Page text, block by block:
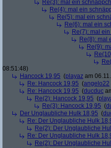
Re(3): mal ein
Re(4): mal ein
Re(5): mal ein
Re(6): mal ein
Re(7): mal
Re(8): mal
Re(9):
08:51:48)
Hancock 19,95 (playaz am
Re: Hancock 19,95 (angelo22
Re: Hancock 19,95 (ducduc
Re(2): Hancock 19,95 (
Re(3): Hancock 19,95 (
Der Unglaubliche Hulk 18,95 (
Re: Der Unglaubliche Hulk
Re(2): Der Unglaubliche
Re: Der Unglaubliche Hulk
Re(2): Der Unglaubliche